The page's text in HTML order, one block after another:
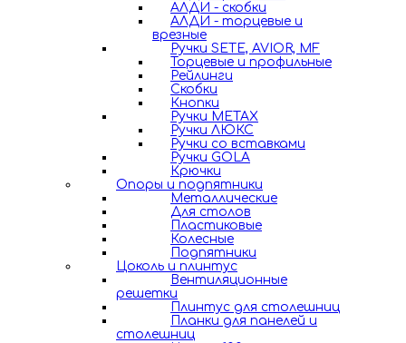
АЛДИ - скобки
АЛДИ - торцевые и
врезные
Ручки SETE, AVIOR, MF
Торцевые и профильные
Рейлинги
Скобки
Кнопки
Ручки METAX
Ручки ЛЮКС
Ручки со вставками
Ручки GOLA
Крючки
Опоры и подпятники
Металлические
Для столов
Пластиковые
Колесные
Подпятники
Цоколь и плинтус
Вентиляционные
решетки
Плинтус для столешниц
Планки для панелей и
столешниц